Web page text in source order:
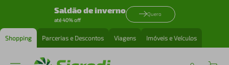
Saldão de inverno
até 40% off
Quero
Shopping Parcerias e Descontos Viagens Imóveis e Veículos